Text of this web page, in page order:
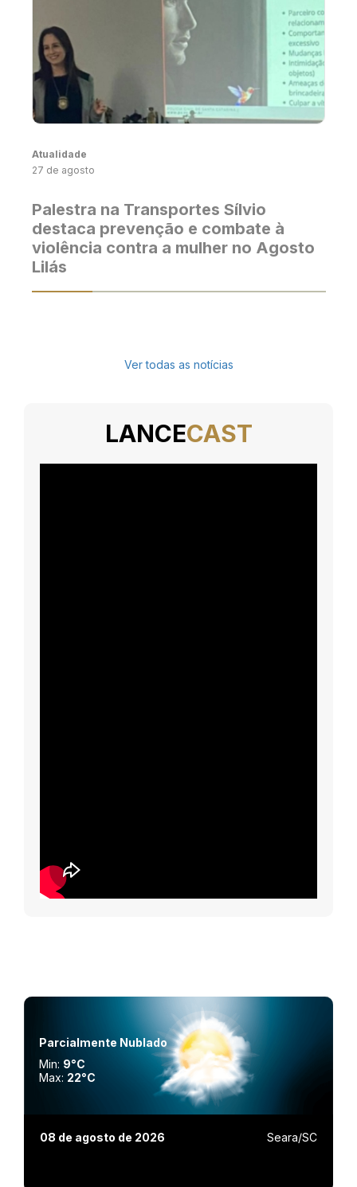
Atualidade
27 de agosto
Palestra na Transportes Sílvio
destaca prevenção e combate à
violência contra a mulher no Agosto
Lilás
Ver todas as notícias
LANCECAST
Parcialmente Nublado
Min: 9°C
Max: 22°C
08 de agosto de 2026 Seara/SC